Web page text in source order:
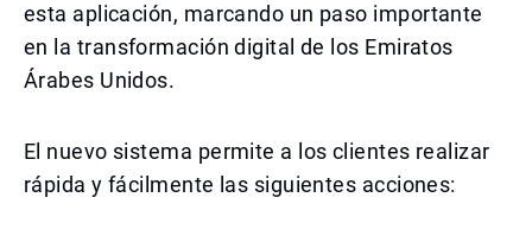
esta aplicación, marcando un paso importante
en la transformación digital de los Emiratos
Árabes Unidos.
El nuevo sistema permite a los clientes realizar
rápida y fácilmente las siguientes acciones: